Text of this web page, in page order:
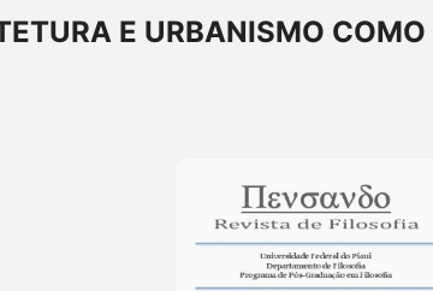
E URBANISMO COMO